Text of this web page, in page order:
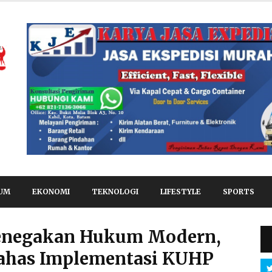
EKONOMI TEKNOLOGI LIFESTYLE SPORTS
Hukum Modern,
Implementasi KUHP